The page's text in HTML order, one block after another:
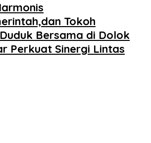
Tokoh
Bersama di Dolok
Perkuat Sinergi Lintas